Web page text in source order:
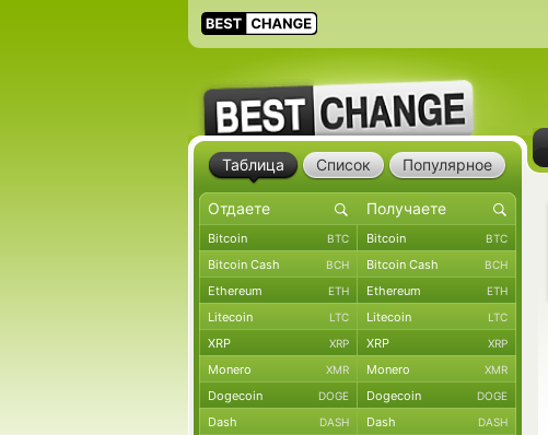
Таблица Список Популярное
Bitcoin BTC Bitcoin BTC
Bitcoin Cash BCH Bitcoin Cash BCH
Ethereum ETH Ethereum ETH
Litecoin LTC Litecoin LTC
XRP XRP XRP XRP
Monero XMR Monero XMR
Dogecoin DOGE Dogecoin DOGE
Dash DASH Dash DASH